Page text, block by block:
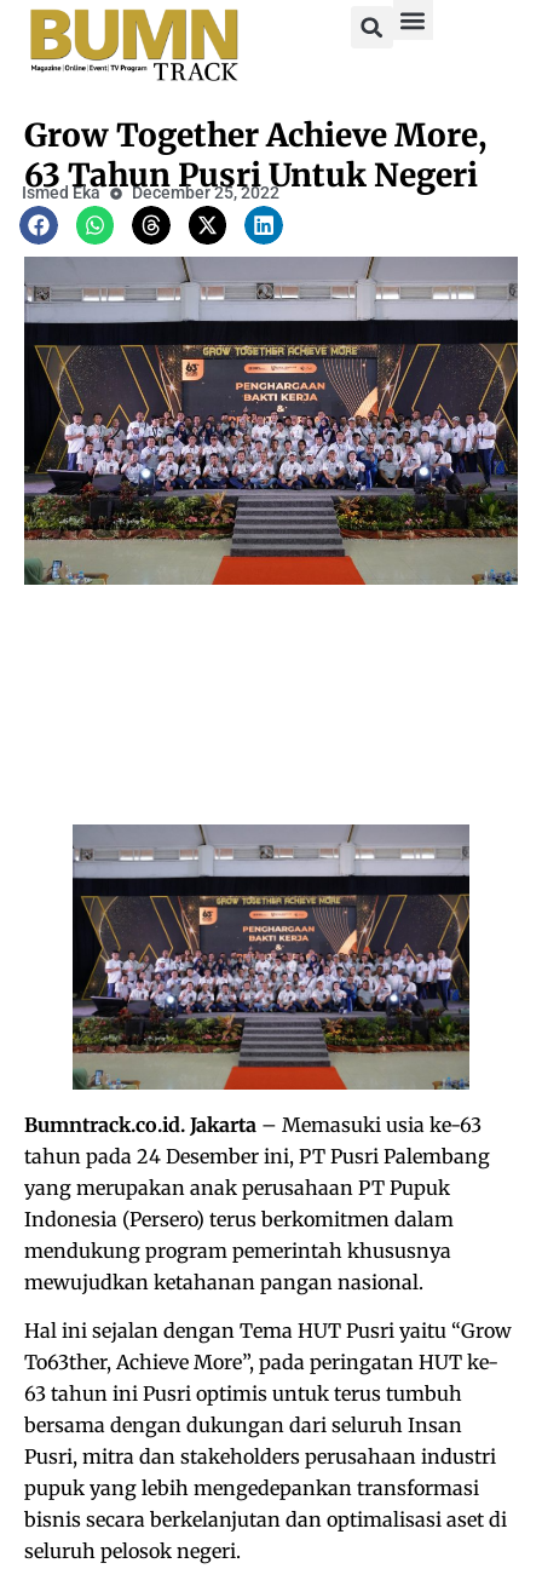
Grow Together Achieve More,
63 Tahun Pusri Untuk Negeri
Ismed Eka December 25, 2022
Bumntrack.co.id. Jakarta – Memasuki usia ke-63
tahun pada 24 Desember ini, PT Pusri Palembang
yang merupakan anak perusahaan PT Pupuk
Indonesia (Persero) terus berkomitmen dalam
mendukung program pemerintah khususnya
mewujudkan ketahanan pangan nasional.
Hal ini sejalan dengan Tema HUT Pusri yaitu “Grow
To63ther, Achieve More”, pada peringatan HUT ke-
63 tahun ini Pusri optimis untuk terus tumbuh
bersama dengan dukungan dari seluruh Insan
Pusri, mitra dan stakeholders perusahaan industri
pupuk yang lebih mengedepankan transformasi
bisnis secara berkelanjutan dan optimalisasi aset di
seluruh pelosok negeri.